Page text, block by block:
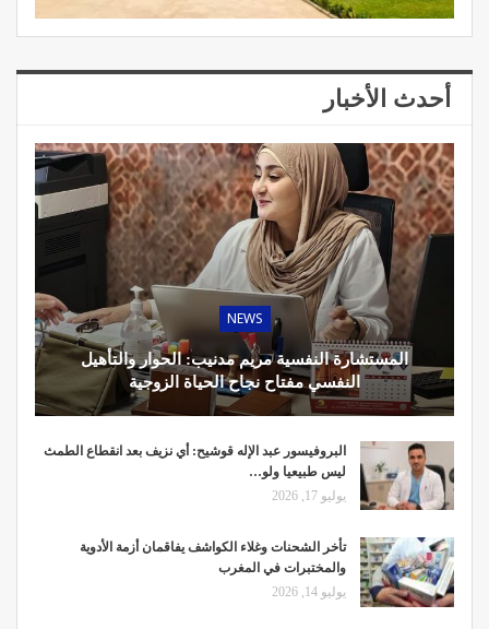
أحدث الأخبار
NEWS
المستشارة النفسية مريم مدنيب: الحوار والتأهيل
النفسي مفتاح نجاح الحياة الزوجية
البروفيسور عبد الإله قوشيح: أي نزيف بعد انقطاع الطمث
ليس طبيعيا ولو…
يوليو 17, 2026
تأخر الشحنات وغلاء الكواشف يفاقمان أزمة الأدوية
والمختبرات في المغرب
يوليو 14, 2026